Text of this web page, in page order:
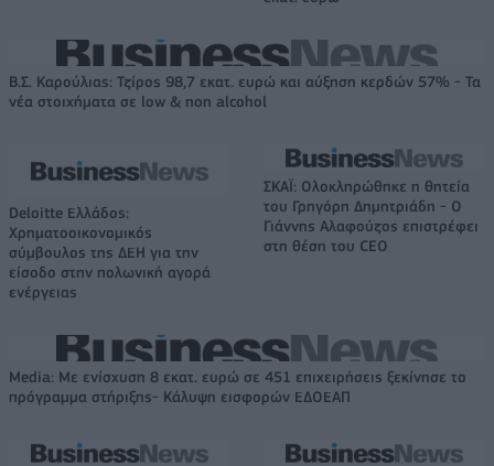
Β.Σ. Καρούλιας: Τζίρος 98,7 εκατ. ευρώ και αύξηση κερδών 57% - Τα
νέα στοιχήματα σε low & non alcohol
Deloitte Ελλάδος:
Χρηματοοικονομικός
σύμβουλος της ΔΕΗ για την
είσοδο στην πολωνική αγορά
ενέργειας
ΣΚΑΪ: Ολοκληρώθηκε η θητεία
του Γρηγόρη Δημητριάδη - Ο
Γιάννης Αλαφούζος επιστρέφει
στη θέση του CEO
Media: Με ενίσχυση 8 εκατ. ευρώ σε 451 επιχειρήσεις ξεκίνησε το
πρόγραμμα στήριξης- Κάλυψη εισφορών ΕΔΟΕΑΠ